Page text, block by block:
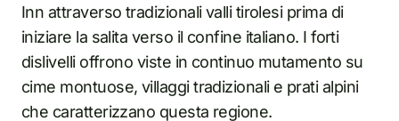
Inn attraverso tradizionali valli tirolesi prima di
iniziare la salita verso il confine italiano. I forti
dislivelli offrono viste in continuo mutamento su
cime montuose, villaggi tradizionali e prati alpini
che caratterizzano questa regione.